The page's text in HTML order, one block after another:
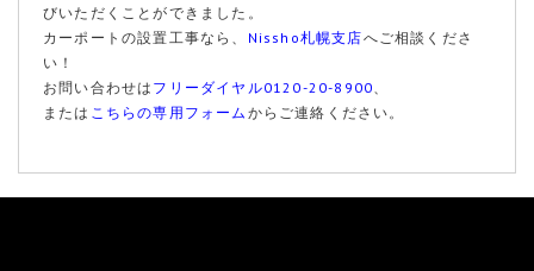
びいただくことができました。
カーポートの設置工事なら、 Nissho札幌支店へご相談くださ
い！
お問い合わせは フリーダイヤル0120-20-8900、
または こちらの専用フォーム からご連絡ください。